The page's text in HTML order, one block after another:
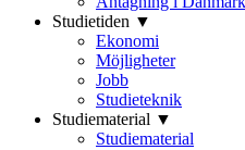
Studietiden ▼
Ekonomi
Möjligheter
Jobb
Studieteknik
Studiematerial ▼
Studiematerial